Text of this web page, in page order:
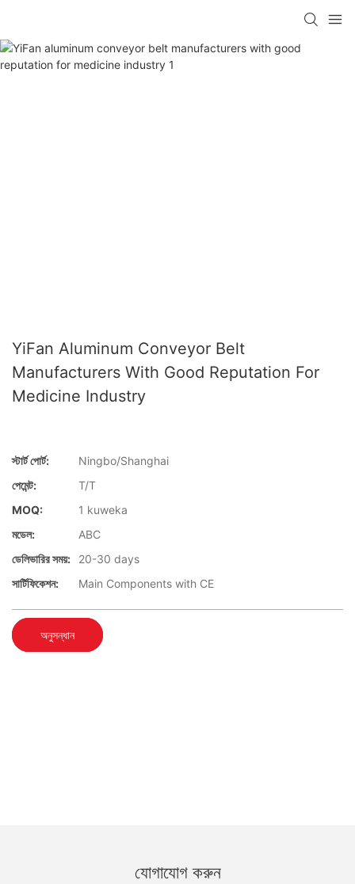
YiFan Aluminum Conveyor Belt
Manufacturers With Good Reputation For
Medicine Industry
স্টার্ট পোর্ট:
Ningbo/Shanghai
পেমেন্ট:
T/T
MOQ:
1 kuweka
মডেল:
ABC
ডেলিভারির সময়:
20-30 days
সার্টিফিকেশন:
Main Components with CE
অনুসন্ধান
যোগাযোগ করুন